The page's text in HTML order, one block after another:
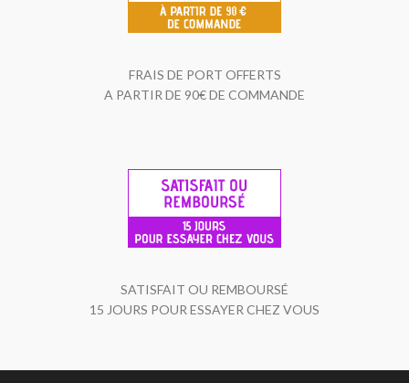
FRAIS DE PORT OFFERTS
A PARTIR DE 90€ DE COMMANDE
SATISFAIT OU REMBOURSÉ
15 JOURS POUR ESSAYER CHEZ VOUS